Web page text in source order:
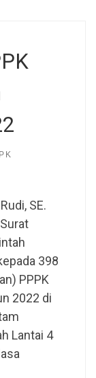
SE.
398
PPPK
2022 di
Lantai 4